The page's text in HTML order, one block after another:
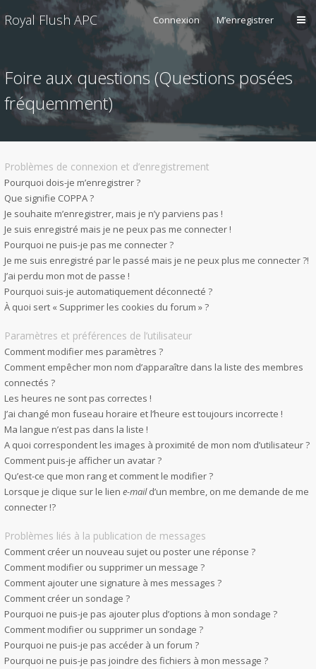
Royal Flush APC Connexion M’enregistrer
Foire aux questions (Questions posées
fréquemment)
Problèmes de connexion et d’enregistrement
Pourquoi dois-je m’enregistrer ?
Que signifie COPPA ?
Je souhaite m’enregistrer, mais je n’y parviens pas !
Je suis enregistré mais je ne peux pas me connecter !
Pourquoi ne puis-je pas me connecter ?
Je me suis enregistré par le passé mais je ne peux plus me connecter ?!
J’ai perdu mon mot de passe !
Pourquoi suis-je automatiquement déconnecté ?
À quoi sert « Supprimer les cookies du forum » ?
Paramètres et préférences de l’utilisateur
Comment modifier mes paramètres ?
Comment empêcher mon nom d’apparaître dans la liste des membres
connectés ?
Les heures ne sont pas correctes !
J’ai changé mon fuseau horaire et l’heure est toujours incorrecte !
Ma langue n’est pas dans la liste !
A quoi correspondent les images à proximité de mon nom d’utilisateur ?
Comment puis-je afficher un avatar ?
Qu’est-ce que mon rang et comment le modifier ?
Lorsque je clique sur le lien e-maild’un membre, on me demande de me
connecter !?
Problèmes liés à la publication de messages
Comment créer un nouveau sujet ou poster une réponse ?
Comment modifier ou supprimer un message ?
Comment ajouter une signature à mes messages ?
Comment créer un sondage ?
Pourquoi ne puis-je pas ajouter plus d’options à mon sondage ?
Comment modifier ou supprimer un sondage ?
Pourquoi ne puis-je pas accéder à un forum ?
Pourquoi ne puis-je pas joindre des fichiers à mon message ?